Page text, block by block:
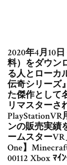
2020年4月10
料）をダウン
る人とローカ
伝奇シリーズ
た傑作として
リマスターさ
ンの販売実績
ームスター
One】
00112 Xbox ﾏｲ